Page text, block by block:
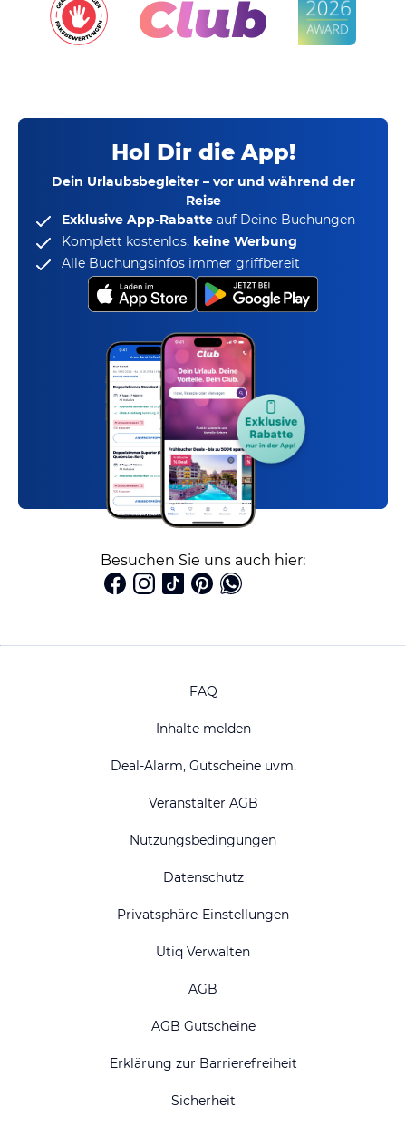
Hol Dir die App!
Dein Urlaubsbegleiter – vor und während der
Reise
Exklusive App-Rabatte auf Deine Buchungen
Komplett kostenlos, keine Werbung
Alle Buchungsinfos immer griffbereit
Besuchen Sie uns auch hier:
FAQ
Inhalte melden
Deal-Alarm, Gutscheine uvm.
Veranstalter AGB
Nutzungsbedingungen
Datenschutz
Privatsphäre-Einstellungen
Utiq Verwalten
AGB
AGB Gutscheine
Erklärung zur Barrierefreiheit
Sicherheit